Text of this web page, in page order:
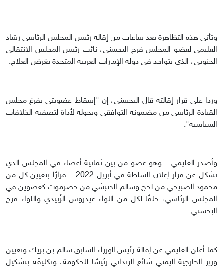
وتأتي هذه التظاهرة بعد ساعات من إقالة رئيس المجلس الرئاسي رشاد
العليمي لعضو المجلس فرج البحسني، نائب رئيس المجلس الانتقالي
الجنوبي، الذي يتواجد في دولة الإمارات العربية المتحدة بغرض العلاج.
وردا على قرار إقالته قال البحسني، إن "إسقاط عضويتي يفرغ مجلس
القيادة الرئاسي من مضمونه التوافقي ويحوله لأداة لتصفية الخلافات
السياسية".
وأصدر العليمي – وهو عضو من بين ثمانية أعضاء في المجلس الذي
تشكل عن قرار إعلان السلطة في أبريل 2022 – قرارًا بتعيين كل من
محمود الصبيحي من لحج وسالم الخنبشي من حضرموت كعضوين في
المجلس الرئاسي، خلفًا لكل من اللواء عيدروس الزُبيدي واللواء فرج
البحسني.
كما أعلن العليمي عن إقالة رئيس الوزراء السابق سالم بن بريك وتعيين
وزير الخارجية اليمني شائع الزنداني رئيسًا للحكومة، وتكليفَه بتشكيل